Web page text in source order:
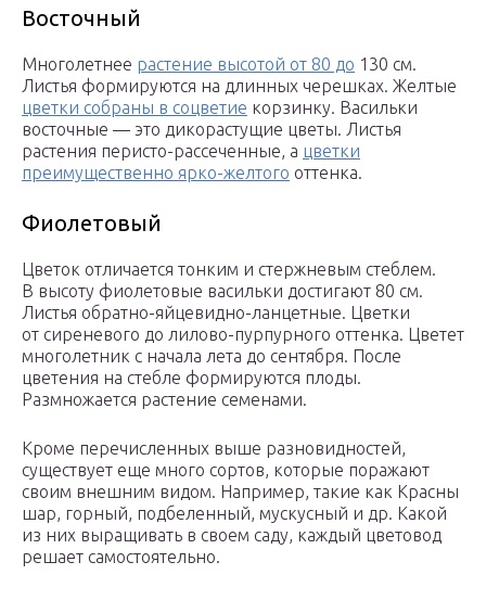
Восточный
Многолетнее растение высотой от 80 до 130 см.
Листья формируются на длинных черешках. Желтые
цветки собраны в соцветие корзинку. Васильки
восточные — это дикорастущие цветы. Листья
растения перисто-рассеченные, а цветки
преимущественно ярко-желтого оттенка.
Фиолетовый
Цветок отличается тонким и стержневым стеблем.
В высоту фиолетовые васильки достигают 80 см.
Листья обратно-яйцевидно-ланцетные. Цветки
от сиреневого до лилово-пурпурного оттенка. Цветет
многолетник с начала лета до сентября. После
цветения на стебле формируются плоды.
Размножается растение семенами.
Кроме перечисленных выше разновидностей,
существует еще много сортов, которые поражают
своим внешним видом. Например, такие как Красны
шар, горный, подбеленный, мускусный и др. Какой
из них выращивать в своем саду, каждый цветовод
решает самостоятельно.